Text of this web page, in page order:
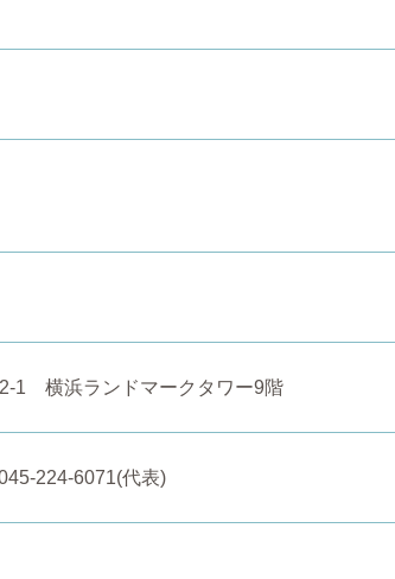
1 横浜ランドマークタワー9階
224-6071(代表)